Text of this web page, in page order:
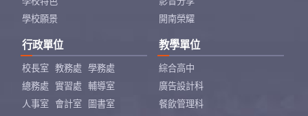
學校願景
開南榮耀
行政單位
校長室 教務處
學務處
總務處
實習處
輔導室
人事室
會計室 圖書室
教學單位
綜合高中
廣告設計科
餐飲管理科